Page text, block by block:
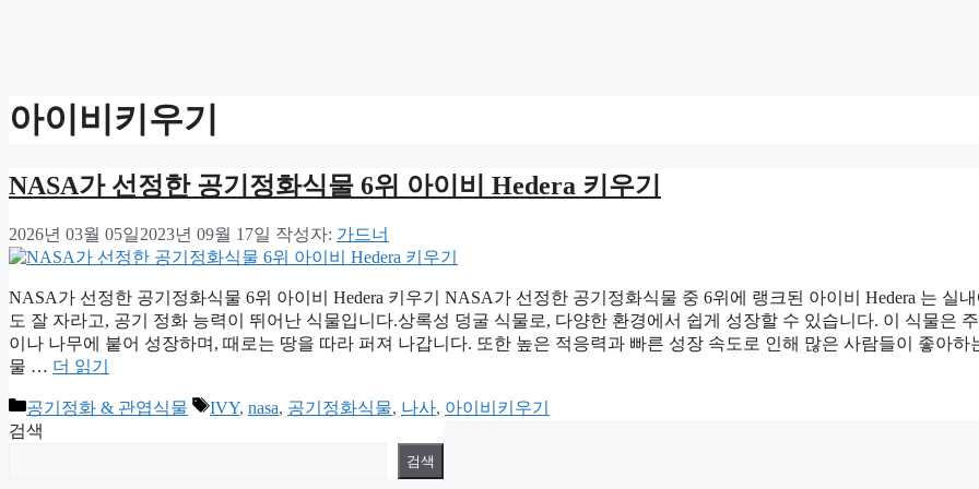
아이비키우기
NASA가 선정한 공기정화식물 6위 아이비 Hedera 키우기
2026년 03월 05일2023년 09월 17일 작성자: 가드너
NASA가 선정한 공기정화식물 6위 아이비 Hedera 키우기 NASA가 선정한 공기정화식물 중 6위에 랭크된 아이비 Hedera 는 실내
도 잘 자라고, 공기 정화 능력이 뛰어난 식물입니다.상록성 덩굴 식물로, 다양한 환경에서 쉽게 성장할 수 있습니다. 이 식물은
이나 나무에 붙어 성장하며, 때로는 땅을 따라 퍼져 나갑니다. 또한 높은 적응력과 빠른 성장 속도로 인해 많은 사람들이 좋아하
물 … 더 읽기
카
테
공기정화 & 관엽식물
태
IVY, nasa, 공기정화식물, 나사, 아이비키우기
검색
검색